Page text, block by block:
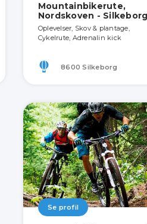
Mountainbikerute,
Nordskoven - Silkeborg
Oplevelser, Skov & plantage,
Cykelrute, Adrenalin kick
8600 Silkeborg
Se profil